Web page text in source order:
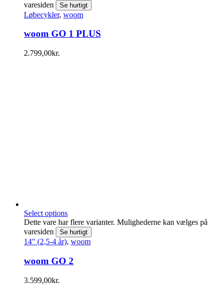
varesiden Se hurtigt
Løbecykler, woom
woom GO 1 PLUS
2.799,00kr.
Select options
Dette vare har flere varianter. Mulighederne kan vælges på
varesiden
Se hurtigt
14" (2,5-4 år), woom
woom GO 2
3.599,00kr.